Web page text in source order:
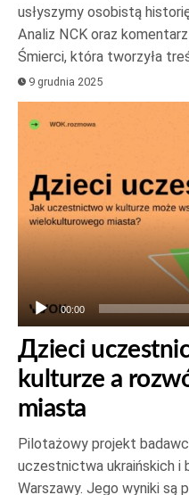
usłyszymy osobistą
Analiz NCK oraz
Śmierci, która tworzyła
9 grudnia 2025
00:00
Дzieci
kulturze a
miasta
Pilotażowy projekt
uczestnictwa ukraińskich i
Warszawy. Jego wyniki są